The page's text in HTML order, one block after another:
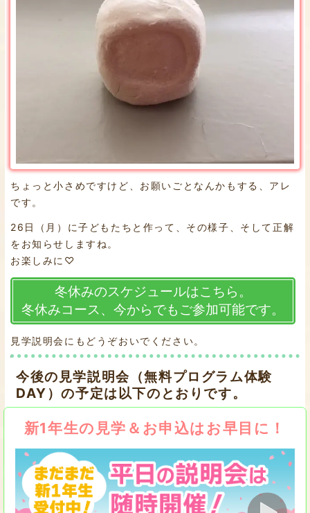
ちょっと小さめですけど、お願いごとなんかもする、アレ
です。
26日（月）に子どもたちと作って、その様子、そして正解
をお知らせしますね。
お楽しみに♡
冬休みのスケジュールはこちら。
冬休みコース、今からでもご参加可能です。
見学説明会にもどうぞおいでください。
今後の見学説明会（無料プログラム体験
DAY）の予定は以下のとおりです。
新1年生の見学＆お申込はお早目に！